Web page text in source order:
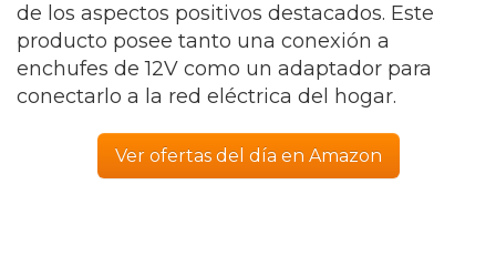
de los aspectos positivos destacados. Este
producto posee tanto una conexión a
enchufes de 12V como un adaptador para
conectarlo a la red eléctrica del hogar.
Ver ofertas del día en Amazon